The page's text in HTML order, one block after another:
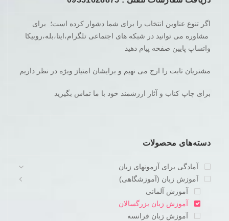
اگر تنوع عناوین انتخاب را برای شما دشوار کرده است؛ برای
مشاوره می توانید در شبکه های اجتماعی تلگرام،ایتا،بله،روبیکا
واتساپ پایین صفحه پیام دهید
مشتریان ثابت را ارج می نهیم و برایشان امتیاز ویژه در نظر داریم
برای چاپ کناب و آثار ارزشمند خود با ما تماس بگیرید
دسته‌های محصولات
آمادگی برای آزمونهای زبان
آموزش زبان (آموزشگاهی)
آموزش آلمانی
آموزش زبان بزرگسالان
آموزش زبان فرانسه